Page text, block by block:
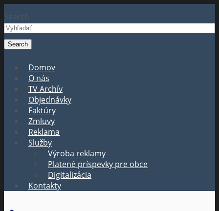
Search
Domov
O nás
TV Archív
Objednávky
Faktúry
Zmluvy
Reklama
Služby
Výroba reklamy
Platené príspevky pre obce
Digitalizácia
Kontakty